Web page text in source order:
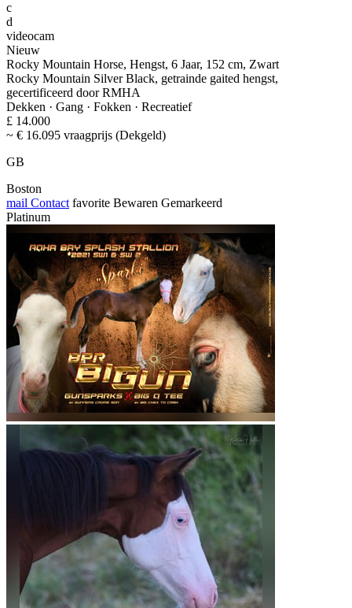
c
d
videocam
Nieuw
Rocky Mountain Horse, Hengst, 6 Jaar, 152 cm, Zwart
Rocky Mountain Silver Black, getrainde gaited hengst,
gecertificeerd door RMHA
Dekken · Gang · Fokken · Recreatief
£ 14.000
~ € 16.095 vraagprijs (Dekgeld)
GB
Boston
mail Contact favorite Bewaren Gemarkeerd
Platinum